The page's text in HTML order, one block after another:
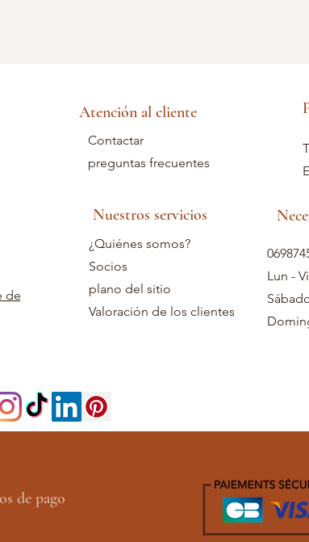
de
Lun -
de pago
¿Quiénes somos?
Socios
plano del sitio
Valoración de los clientes
Nuestros servicios
Contactar
preguntas frecuentes
Atención al cliente